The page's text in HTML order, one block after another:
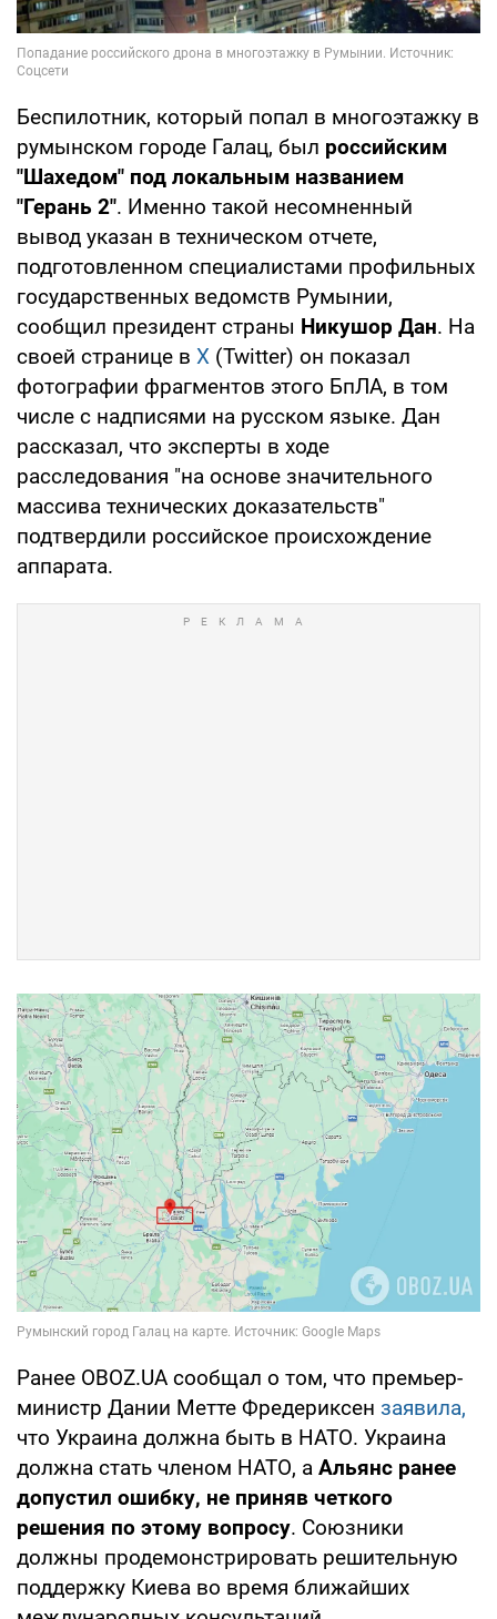
Беспилотник, который попал в многоэтажку в
румынском городе Галац, был российским
"Шахедом" под локальным названием
"Герань 2". Именно такой несомненный
вывод указан в техническом отчете,
подготовленном специалистами профильных
государственных ведомств Румынии,
сообщил президент страны Никушор Дан. На
своей странице в X (Twitter) он показал
фотографии фрагментов этого БпЛА, в том
числе с надписями на русском языке. Дан
рассказал, что эксперты в ходе
расследования "на основе значительного
массива технических доказательств"
подтвердили российское происхождение
аппарата.
Ранее OBOZ.UA сообщал о том, что премьер-
министр Дании Метте Фредериксен заявила,
что Украина должна быть в НАТО. Украина
должна стать членом НАТО, а Альянс ранее
допустил ошибку, не приняв четкого
решения по этому вопросу. Союзники
должны продемонстрировать решительную
поддержку Киева во время ближайших